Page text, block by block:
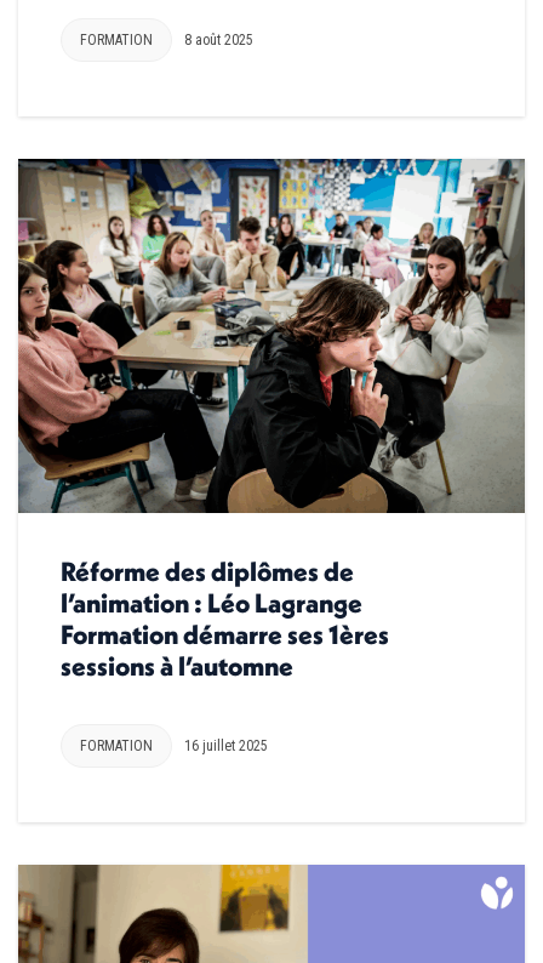
FORMATION 8 août 2025
Réforme des diplômes de
l’animation : Léo Lagrange
Formation démarre ses 1ères
sessions à l’automne
FORMATION 16 juillet 2025